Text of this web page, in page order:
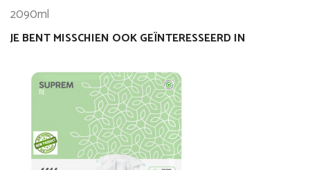
2090ml
JE BENT MISSCHIEN OOK GEÏNTERESSEERD IN